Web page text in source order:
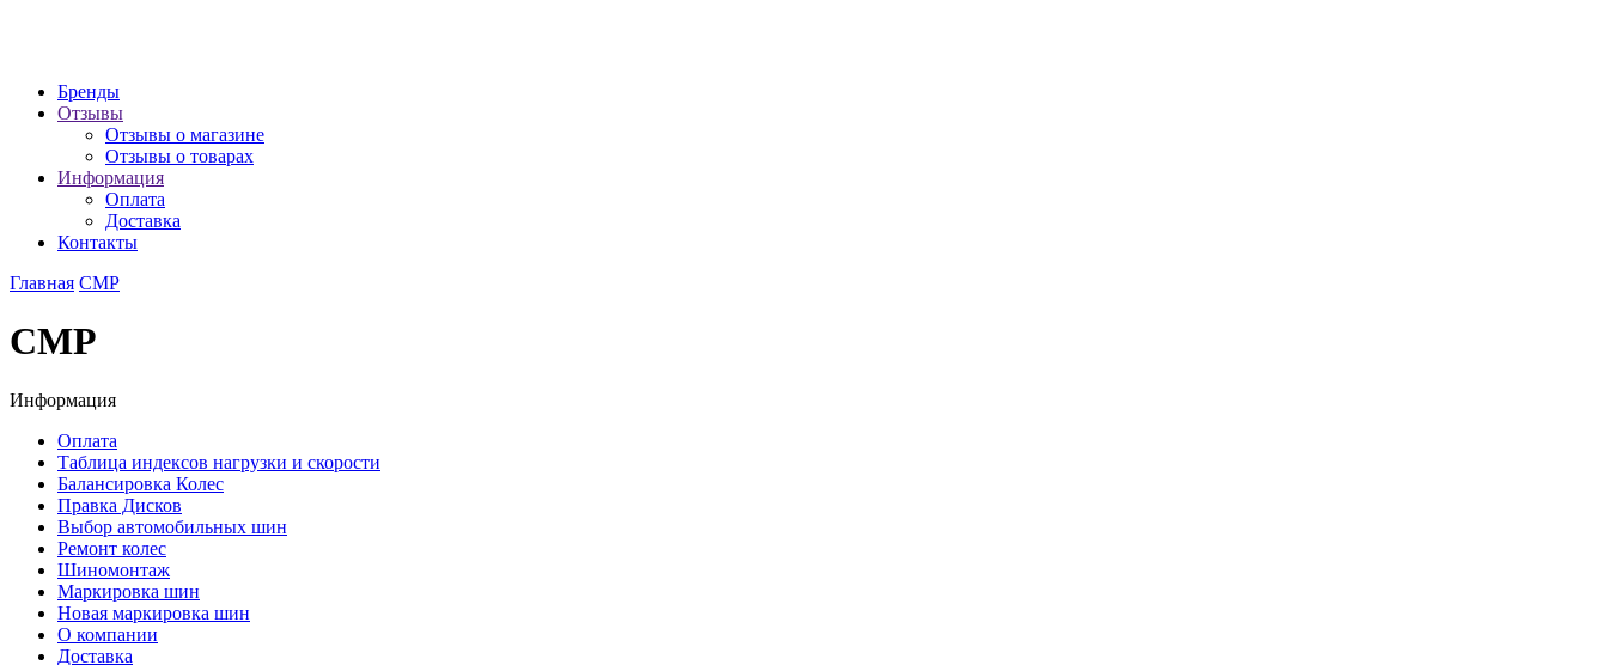
Бренды
Отзывы
Отзывы о магазине
Отзывы о товарах
Информация
Оплата
Доставка
Контакты
Главная CMP
CMP
Информация
Оплата
Таблица индексов нагрузки и скорости
Балансировка Колес
Правка Дисков
Выбор автомобильных шин
Ремонт колес
Шиномонтаж
Маркировка шин
Новая маркировка шин
О компании
Доставка